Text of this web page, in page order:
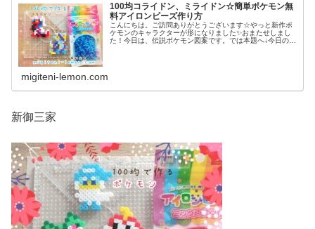
100均コライドン、ミライドン☆簡単ポケモン無
料アイロンビーズ作り方
こんにちは。ご訪問ありがとうございます☆やっと新作ポ
ケモンのキャラクターが形になりました✨おまたせしまし
た！今日は、伝説ポケモン図案です。では本題へ↓今日の作
migiteni-lemon.com
新御三家